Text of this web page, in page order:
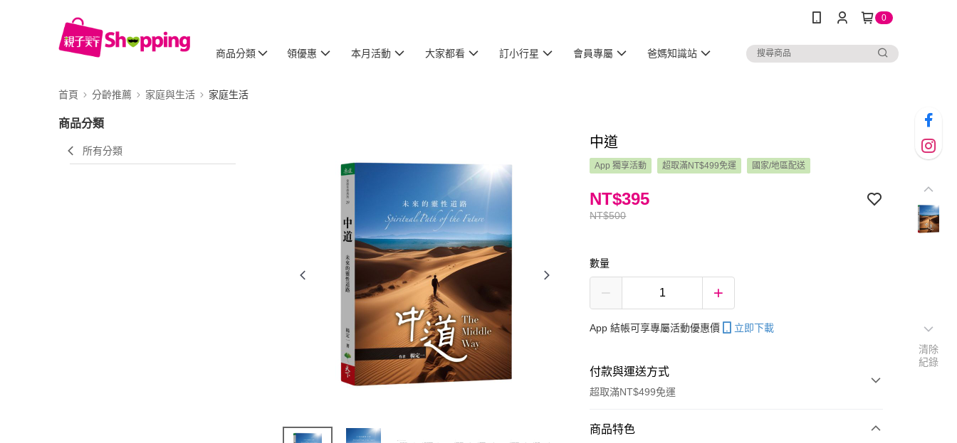
0
商品分類 領優惠 本月活動 大家都看 訂小行星 會員專屬 爸媽知識站
首頁 分齡推薦 家庭與生活 家庭生活
商品分類
所有分類
中道
App 獨享活動 超取滿NT$499免運 國家/地區配送
NT$500
NT$395
數量
App 結帳可享專屬活動優惠價 立即下載
付款與運送方式
超取滿NT$499免運
付款方式
商品特色
清除
紀錄